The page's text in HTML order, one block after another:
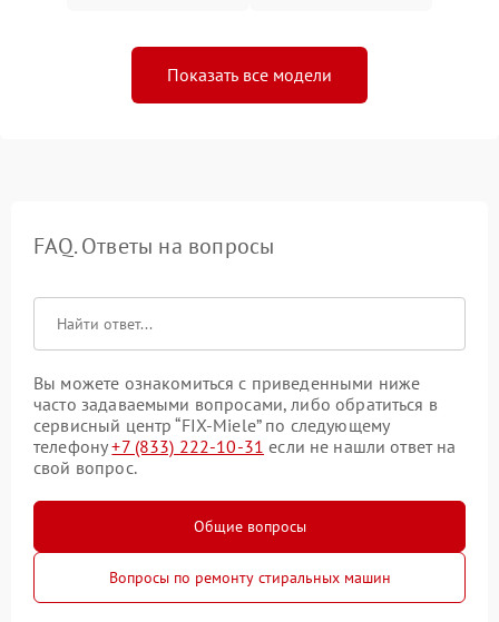
Показать все модели
FAQ. Ответы на вопросы
Вы можете ознакомиться с приведенными ниже
часто задаваемыми вопросами, либо обратиться в
сервисный центр “FIX-Miele” по следующему
телефону+7 (833) 222-10-31 если не нашли ответ на
свой вопрос.
Общие вопросы
Вопросы по ремонту стиральных машин